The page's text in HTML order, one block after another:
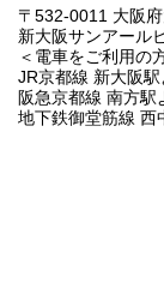
〒532-0011 大阪
新大阪サンアール
＜電車をご利用の
JR京都線 新大阪
阪急京都線 南方駅
地下鉄御堂筋線 西